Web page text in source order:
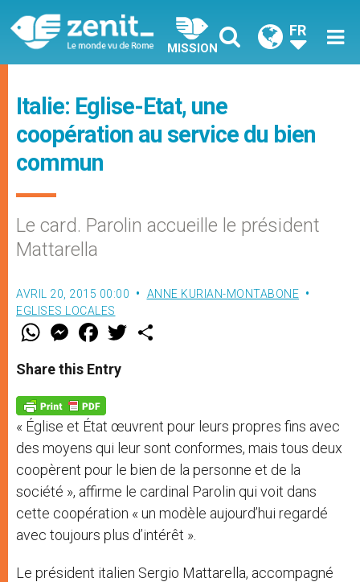
MISSION
FR
Italie: Eglise-Etat, une
coopération au service du bien
commun
Le card. Parolin accueille le président
Mattarella
AVRIL 20, 2015 00:00
ANNE KURIAN-MONTABONE
EGLISES LOCALES
W
t
s
p
p
M
e
s
e
g
e
r
F
a
e
b
o
k
w
Share this Entry
« Église et État œuvrent pour leurs propres fins avec
des moyens qui leur sont conformes, mais tous deux
coopèrent pour le bien de la personne et de la
société », affirme le cardinal Parolin qui voit dans
cette coopération « un modèle aujourd’hui regardé
avec toujours plus d’intérêt ».
Le président italien Sergio Mattarella, accompagné